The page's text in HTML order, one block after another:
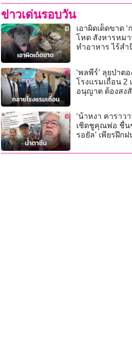
ข่าวเด่นรอบวัน
เอาผิดเด็ดขาด ‘
โหด สังหารหมา
ทำอาหาร ไร้สำ
‘พลพีร์’ ลุยป่าต
โรงแรมเถื่อน 2
อนุญาต ต้องสงสั
‘น้าหงา คาราว
เชิดชูคุณพ่อ ชื่น
รอยัล’ เพียรฝึกฝ